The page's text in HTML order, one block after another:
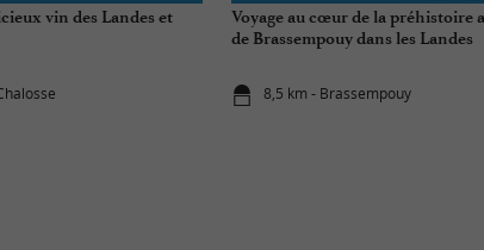
vin des Landes et
Voyage au cœur de la préhistoire
de Brassempouy dans les Landes
8,5 km - Brassempouy